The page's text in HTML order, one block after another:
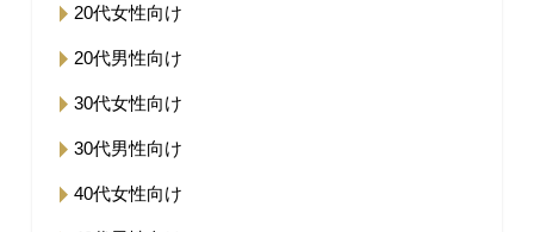
20代女性向け
20代男性向け
30代女性向け
30代男性向け
40代女性向け